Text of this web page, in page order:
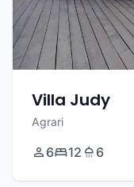
Villa Judy
Agrari
6 12 6